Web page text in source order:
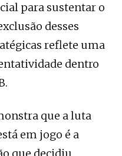
para sustentar o
desses
reflete uma
dentro
que a luta
em jogo é a